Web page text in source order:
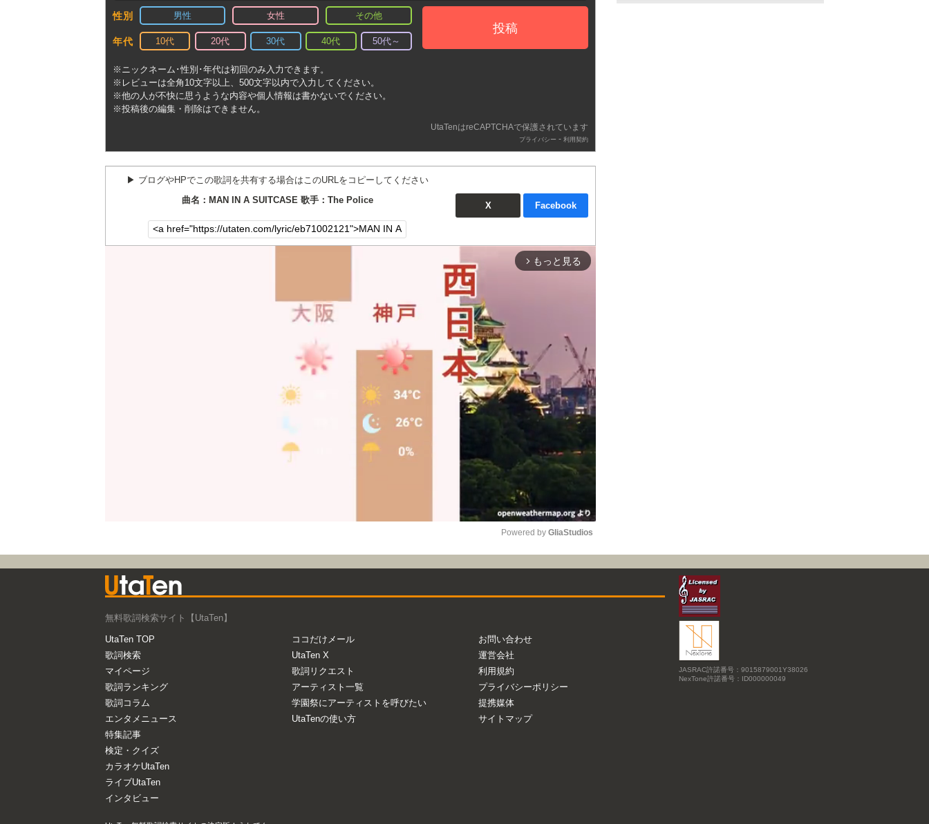
性別 男性 女性 その他
年代 10代 20代 30代 40代 50代～
投稿
※ニックネーム･性別･年代は初回のみ入力できます。
※レビューは全角10文字以上、500文字以内で入力してください。
※他の人が不快に思うような内容や個人情報は書かないでください。
※投稿後の編集・削除はできません。
UtaTenはreCAPTCHAで保護されています
プライバシー - 利用契約
▶︎ ブログやHPでこの歌詞を共有する場合はこのURLをコピーしてください
曲名：MAN IN A SUITCASE 歌手：The Police
X Facebook
arrow_forward_ios もっと見る
Mute
Powered by GliaStudios
無料歌詞検索サイト【UtaTen】
UtaTen TOP
歌詞検索
マイページ
歌詞ランキング
歌詞コラム
エンタメニュース
特集記事
検定・クイズ
カラオケUtaTen
ライブUtaTen
インタビュー
ココだけメール
UtaTen X
歌詞リクエスト
アーティスト一覧
学園祭にアーティストを呼びたい
UtaTenの使い方
お問い合わせ
運営会社
利用規約
プライバシーポリシー
提携媒体
サイトマップ
JASRAC許諾番号：9015879001Y38026
NexTone許諾番号：ID000000049